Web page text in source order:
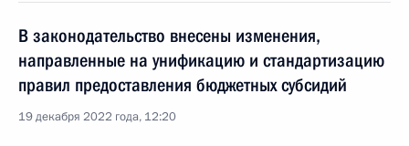
В законодательство внесены изменения,
направленные на унификацию и стандартизацию
правил предоставления бюджетных субсидий
19 декабря 2022 года, 12:20